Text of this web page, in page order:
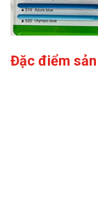
Đặc điểm